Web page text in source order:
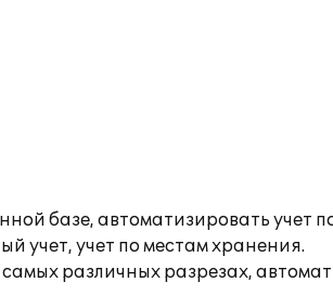
базе, автоматизировать учет
учет, учет по местам хранения.
различных разрезах,